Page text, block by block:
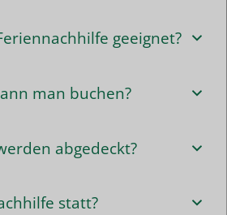
geeignet?
man buchen?
abgedeckt?
statt?